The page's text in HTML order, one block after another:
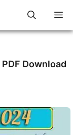
Download